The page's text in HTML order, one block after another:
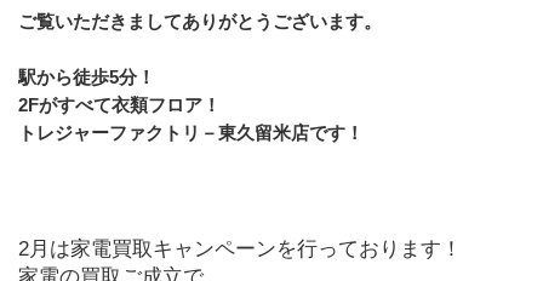
ご覧いただきましてありがとうございます。
駅から徒歩5分！
2Fがすべて衣類フロア！
トレジャーファクトリ－東久留米店です！
2月は家電買取キャンペーンを行っております！
家電の買取ご成立で